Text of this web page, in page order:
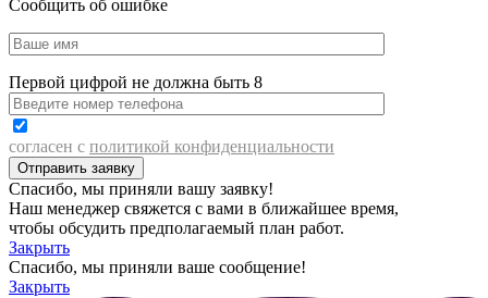
Сообщить об ошибке
Первой цифрой не должна быть 8
согласен с политикой конфиденциальности
Спасибо, мы приняли вашу заявку!
Наш менеджер свяжется с вами в ближайшее время,
чтобы обсудить предполагаемый план работ.
Закрыть
Спасибо, мы приняли ваше сообщение!
Закрыть